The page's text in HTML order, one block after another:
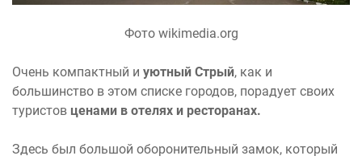
Фото wikimedia.org
Очень компактный и уютный Стрый, как и
большинство в этом списке городов, порадует своих
туристов ценами в отелях и ресторанах.
Здесь был большой оборонительный замок, который